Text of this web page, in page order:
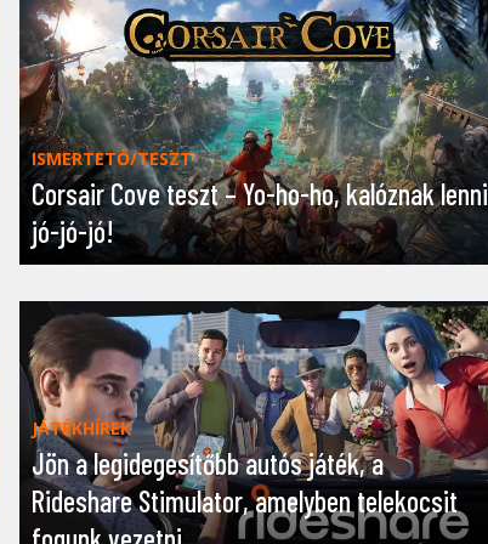
ISMERTETŐ/TESZT
Corsair Cove teszt – Yo-ho-ho, kalóznak lenni
jó-jó-jó!
JÁTÉKHÍREK
Jön a legidegesítőbb autós játék, a
Rideshare Stimulator, amelyben telekocsit